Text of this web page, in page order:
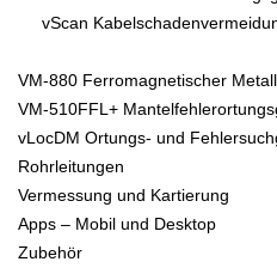
vScan
VM-880 Ferromagnetischer
VM-510FFL+
vLocDM Ortungs- und
Rohrleitungen
Vermessung und Kartierung
Apps – Mobil und Desktop
Zubehör